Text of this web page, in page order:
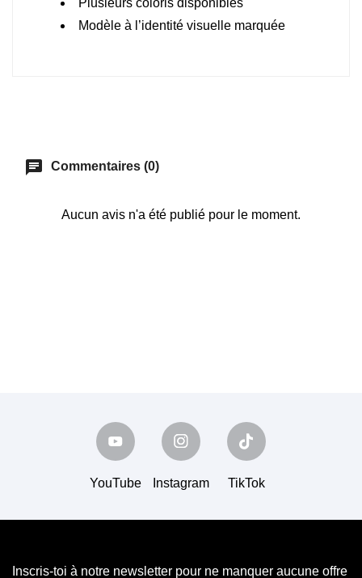
Plusieurs coloris disponibles
Modèle à l’identité visuelle marquée
chat Commentaires (0)
Aucun avis n'a été publié pour le moment.
YouTube Instagram TikTok
Inscris-toi à notre newsletter pour ne manquer aucune offre